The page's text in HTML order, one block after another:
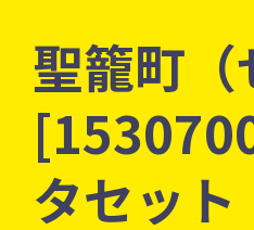
聖籠町
タセット